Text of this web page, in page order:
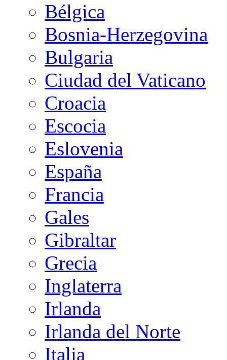
Bélgica
Bosnia-Herzegovina
Bulgaria
Ciudad del Vaticano
Croacia
Escocia
Eslovenia
España
Francia
Gales
Gibraltar
Grecia
Inglaterra
Irlanda
Irlanda del Norte
Italia